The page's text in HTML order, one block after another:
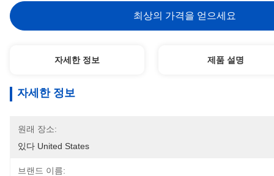
최상의 가격을 얻으세요
자세한 정보 제품 설명
자세한 정보
원래 장소:
있다 United States
브랜드 이름: